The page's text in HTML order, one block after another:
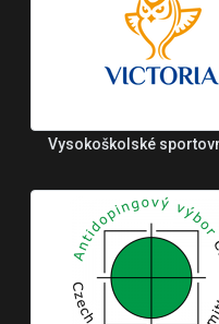
Vysokoškolské